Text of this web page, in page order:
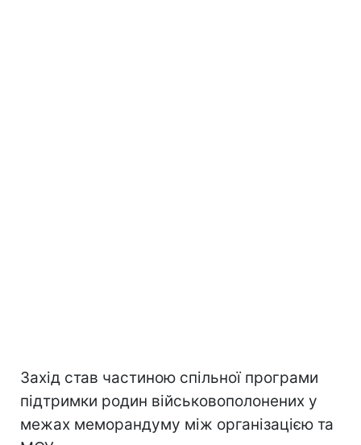
Захід став частиною спільної програми
підтримки родин військовополонених у
межах меморандуму між організацією та